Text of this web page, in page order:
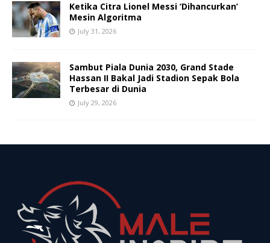
Ketika Citra Lionel Messi ‘Dihancurkan’
Mesin Algoritma
July 31, 2026
Sambut Piala Dunia 2030, Grand Stade
Hassan II Bakal Jadi Stadion Sepak Bola
Terbesar di Dunia
July 29, 2026